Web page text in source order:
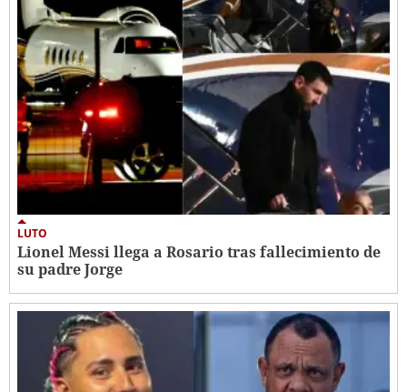
LUTO
Lionel Messi llega a Rosario tras fallecimiento de
su padre Jorge